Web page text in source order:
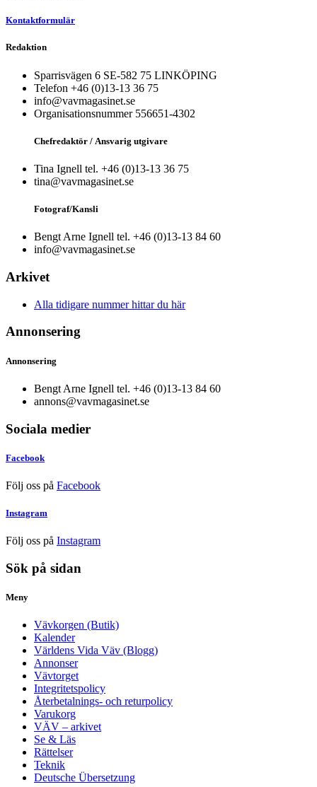
Kontaktformulär
Redaktion
Sparrisvägen 6 SE-582 75 LINKÖPING
Telefon +46 (0)13-13 36 75
info@vavmagasinet.se
Organisationsnummer 556651-4302
Chefredaktör / Ansvarig utgivare
Tina Ignell tel. +46 (0)13-13 36 75
tina@vavmagasinet.se
Fotograf/Kansli
Bengt Arne Ignell tel. +46 (0)13-13 84 60
info@vavmagasinet.se
Arkivet
Alla tidigare nummer hittar du här
Annonsering
Annonsering
Bengt Arne Ignell tel. +46 (0)13-13 84 60
annons@vavmagasinet.se
Sociala medier
Facebook
Följ oss på Facebook
Instagram
Följ oss på Instagram
Sök på sidan
Meny
Vävkorgen (Butik)
Kalender
Världens Vida Väv (Blogg)
Annonser
Vävtorget
Integritetspolicy
Återbetalnings- och returpolicy
Varukorg
VÄV – arkivet
Se & Läs
Rättelser
Teknik
Deutsche Übersetzung